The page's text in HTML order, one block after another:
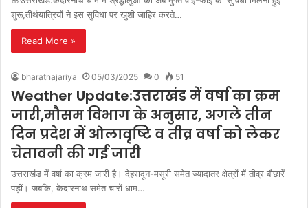
शुरू,तीर्थयात्रियों ने इस सुविधा पर खुशी जाहिर करते…
Read More »
bharatnajariya 05/03/2025 0 51
Weather Update:उत्तराखंड में वर्षा का क्रम
जारी,मौसम विभाग के अनुसार, अगले तीन
दिन प्रदेश में ओलावृष्टि व तीव्र वर्षा को लेकर
चेतावनी की गई जारी
उत्तराखंड में वर्षा का क्रम जारी है। देहरादून-मसूरी समेत ज्यादातर क्षेत्रों में तीव्र बौछारें
पड़ीं। जबकि, केदारनाथ समेत चारों धाम…